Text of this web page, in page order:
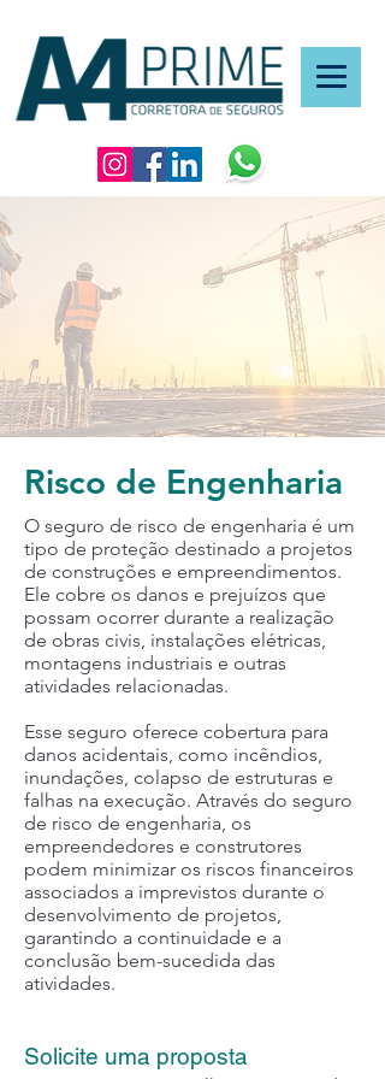
Risco de Engenharia
O seguro de risco de engenharia é um
tipo de proteção destinado a projetos
de construções e empreendimentos.
Ele cobre os danos e prejuízos que
possam ocorrer durante a realização
de obras civis, instalações elétricas,
montagens industriais e outras
atividades relacionadas.
Esse seguro oferece cobertura para
danos acidentais, como incêndios,
inundações, colapso de estruturas e
falhas na execução. Através do seguro
de risco de engenharia, os
empreendedores e construtores
podem minimizar os riscos financeiros
associados a imprevistos durante o
desenvolvimento de projetos,
garantindo a continuidade e a
conclusão bem-sucedida das
atividades.
Solicite uma proposta